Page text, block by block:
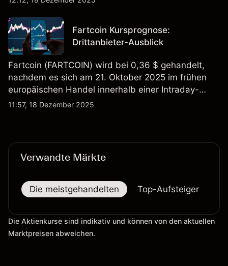
Fartcoin Kursprognose:
Drittanbieter-Ausblick
Fartcoin (FARTCOIN) wird bei 0,36 $ gehandelt,
nachdem es sich am 21. Oktober 2025 im frühen
europäischen Handel innerhalb einer Intraday-
Spanne von 0,3493–0,3898 $ bewegte. Der Kurs
11:57, 18 Dezember 2025
Verwandte Märkte
Die meistgehandelten Top-Aufsteiger
Die Aktienkurse sind indikativ und können von den aktuellen
Marktpreisen abweichen.